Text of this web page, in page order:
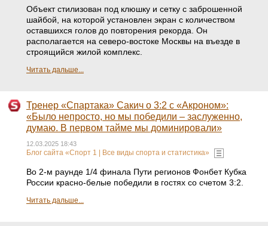
Объект стилизован под клюшку и сетку с заброшенной
шайбой, на которой установлен экран с количеством
оставшихся голов до повторения рекорда. Он
располагается на северо-востоке Москвы на въезде в
строящийся жилой комплекс.
Читать дальше...
Тренер «Спартака» Сакич о 3:2 с «Акроном»:
«Было непросто, но мы победили – заслуженно,
думаю. В первом тайме мы доминировали»
12.03.2025 18:43
Блог сайта «Спорт 1 | Все виды спорта и статистика»
Во 2-м раунде 1/4 финала Пути регионов Фонбет Кубка
России красно-белые победили в гостях со счетом 3:2.
Читать дальше...